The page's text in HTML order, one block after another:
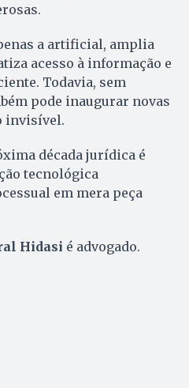
a artificial, amplia
acesso à informação e
Todavia, sem
pode inaugurar novas
invisível.
década jurídica é
tecnológica
em mera peça
Hidasi é advogado.